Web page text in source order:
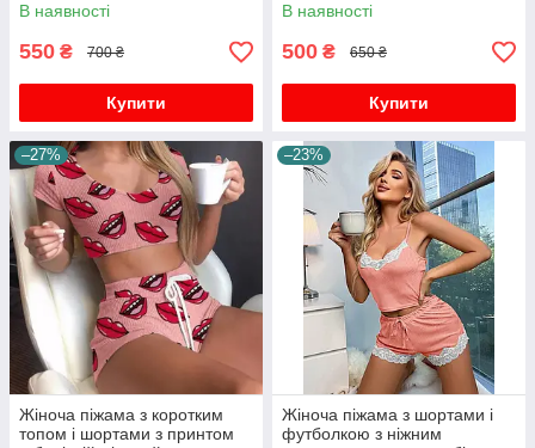
В наявності
550 ₴ 700 ₴
Купити
В наявності
500 ₴ 650 ₴
Купити
–27%
Жіноча піжама з коротким
топом і шортами з принтом
–23%
Жіноча піжама з шортами і
футболкою з ніжним